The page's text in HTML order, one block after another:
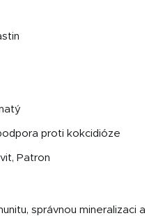
proti kokcidióze
Patron
správnou mineralizaci a